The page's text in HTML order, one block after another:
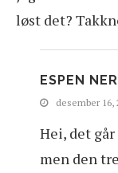
løst det?
ESPEN
desember 16,
Hei, det
men den